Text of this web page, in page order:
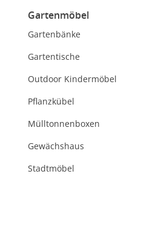
Gartenmöbel
Gartenbänke
Gartentische
Outdoor Kindermöbel
Pflanzkübel
Mülltonnenboxen
Gewächshaus
Stadtmöbel